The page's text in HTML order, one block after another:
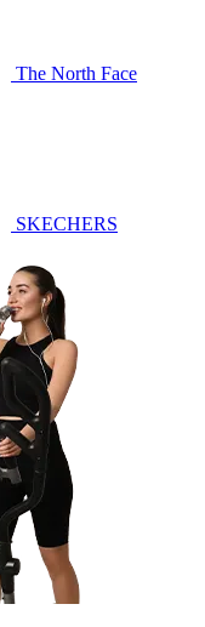
The North Face
SKECHERS